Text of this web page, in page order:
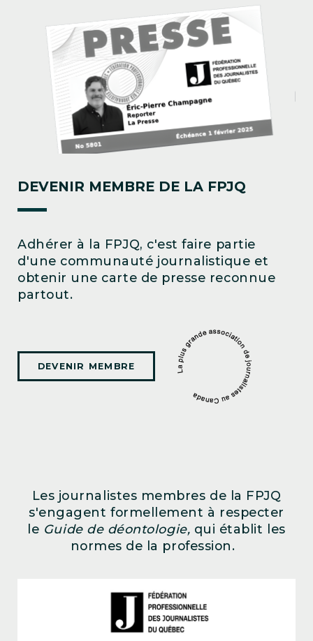
DEVENIR MEMBRE DE LA FPJQ
Adhérer à la FPJQ, c'est faire partie
d'une communauté journalistique et
obtenir une carte de presse reconnue
partout.
DEVENIR MEMBRE
Les journalistes membres de la FPJQ
s'engagent formellement à respecter
le Guide de déontologie, qui établit les
normes de la profession.